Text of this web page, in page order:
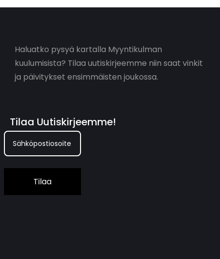
Haluatko pysyä kartalla Myyntikulman
kuulumisista? Tilaa uutiskirjeemme niin saat vinkit
ja päivitykset ensimmäisten joukossa.
Tilaa Uutiskirjeemme!
Tilaa